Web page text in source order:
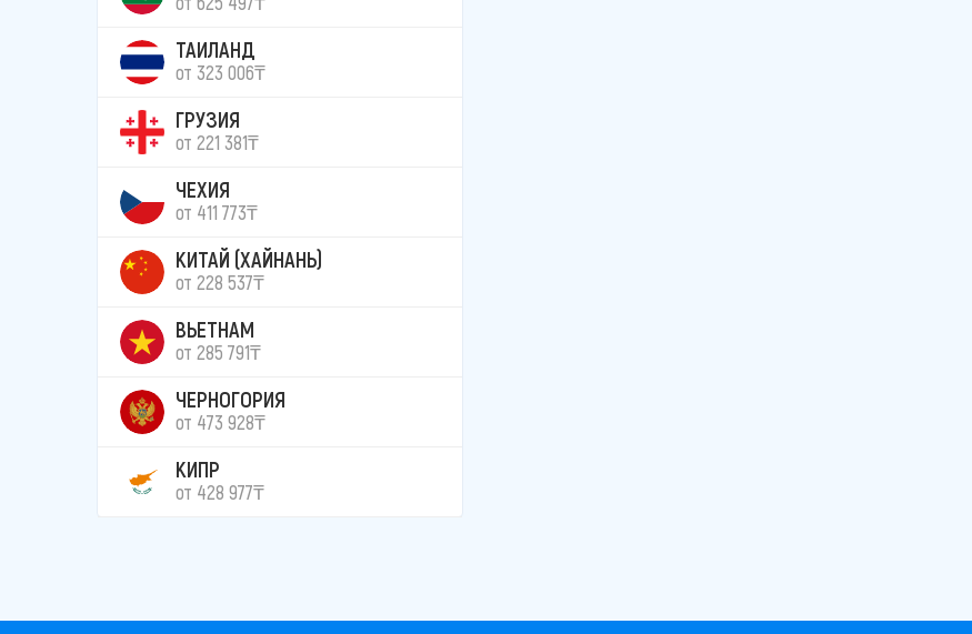
ТАИЛАНД
от 323 006₸
ГРУЗИЯ
от 221 381₸
ЧЕХИЯ
от 411 773₸
КИТАЙ (ХАЙНАНЬ)
от 228 537₸
ВЬЕТНАМ
от 285 791₸
ЧЕРНОГОРИЯ
от 473 928₸
КИПР
от 428 977₸